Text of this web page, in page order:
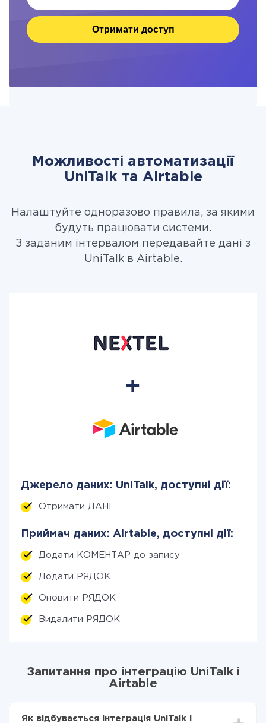
Отримати доступ
Можливості автоматизації
UniTalk та Airtable
Налаштуйте одноразово правила, за якими
будуть працювати системи.
З заданим інтервалом передавайте дані з
UniTalk в Airtable.
Джерело даних: UniTalk, доступні дії:
Отримати ДАНІ
Приймач даних: Airtable, доступні дії:
Додати КОМЕНТАР до запису
Додати РЯДОК
Оновити РЯДОК
Видалити РЯДОК
Запитання про інтеграцію UniTalk і
Airtable
Як відбувається інтеграція UniTalk і